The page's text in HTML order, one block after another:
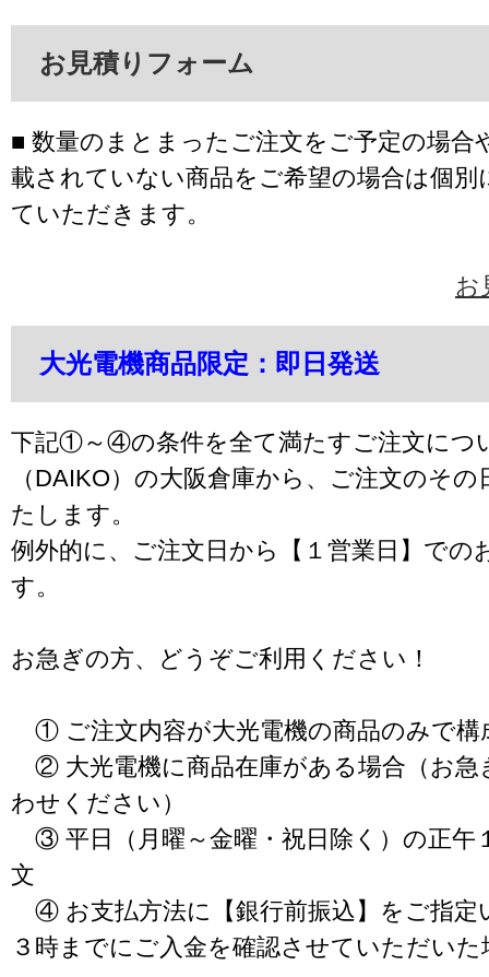
お見積りフォーム
■ 数量のまとまったご注文をご予定の場合
載されていない商品をご希望の場合は個別
ていただきます。
お
大光電機商品限定：即日発送
下記①～④の条件を全て満たすご注文につ
（DAIKO）の大阪倉庫から、ご注文のそ
たします。
例外的に、ご注文日から【１営業日】での
す。
お急ぎの方、どうぞご利用ください！
① ご注文内容が大光電機の商品のみで構
② 大光電機に商品在庫がある場合（お急
わせください）
③ 平日（月曜～金曜・祝日除く）の正午
文
④ お支払方法に【銀行前振込】をご指定
３時までにご入金を確認させていただいた